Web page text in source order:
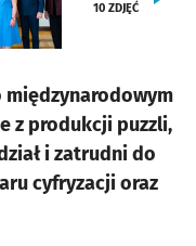
10 ZDJĘĆ
międzynarodowym
z produkcji puzzli,
i zatrudni do
cyfryzacji oraz